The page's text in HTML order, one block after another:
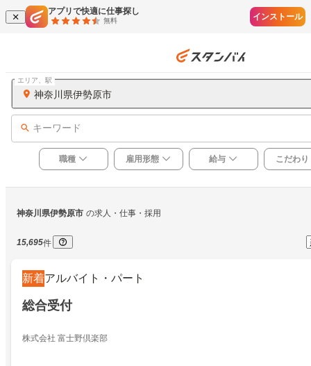
アプリで快適に仕事探し
無料 インストール
神奈川県伊勢原市
エリア、駅
キーワード
職種 雇用形態 給与 こだわり
神奈川県伊勢原市 の求人・仕事・採用
15,695件
新着アルバイト・パート
総合受付
株式会社 富士野倶楽部